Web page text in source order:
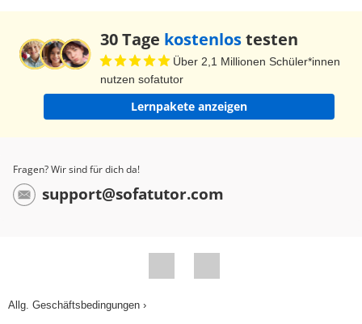
30 Tage kostenlostesten
Über 2,1 Millionen Schüler*innen
nutzen sofatutor
Lernpakete anzeigen
Fragen? Wir sind für dich da!
support@sofatutor.com
Allg. Geschäftsbedingungen ›